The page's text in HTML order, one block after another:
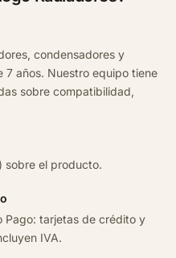
condensadores y
7 años. Nuestro equipo tiene
sobre compatibilidad,
sobre el producto.
Pago: tarjetas de crédito y
IVA.